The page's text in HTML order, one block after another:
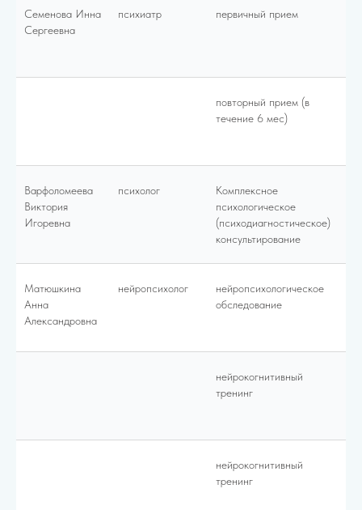
Семенова Инна
Сергеевна
психиатр первичный прием
повторный прием (в
течение 6 мес)
Варфоломеева
Виктория
Игоревна
психолог
Комплексное
психологическое
(психодиагностическое)
консультирование
Матюшкина
Анна
Александровна
нейропсихолог
нейропсихологическое
обследование
нейрокогнитивный
тренинг
нейрокогнитивный
тренинг